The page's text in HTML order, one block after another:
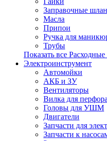
Заправочные
Масла
Припои
Ручка для
Трубы
Показать все
Электроинструмент
Автомойки
АКБ и ЗУ
Вентиляторы
Вилка для
Головы для УШМ
Двигатели
Запчасти для
Запчасти к